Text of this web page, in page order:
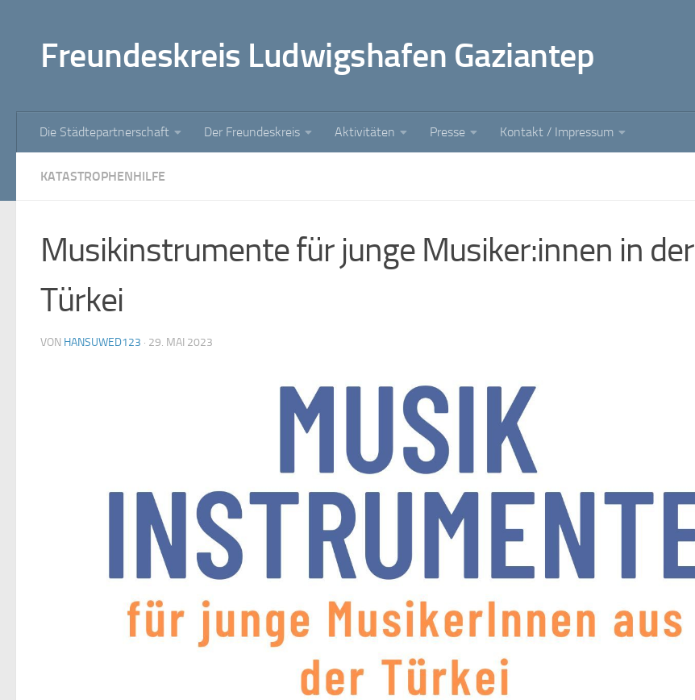
Freundeskreis Ludwigshafen Gaziantep
Die Städtepartnerschaft Der Freundeskreis Aktivitäten Presse Kontakt / Impressum
KATASTROPHENHILFE
Musikinstrumente für junge Musiker:innen in der
Türkei
VON HANSUWED123 · 29. MAI 2023